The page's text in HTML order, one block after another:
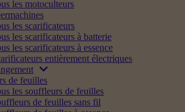
les motoculteurs
les scarificateurs
les scarificateurs à batterie
les scarificateurs à essence
entièrement électriques
de feuilles
les souffleurs de feuilles
de feuilles sans fil